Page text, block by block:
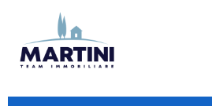
contenuto